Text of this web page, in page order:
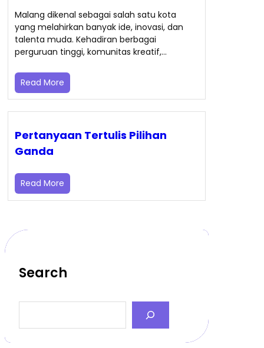
Malang dikenal sebagai salah satu kota
yang melahirkan banyak ide, inovasi, dan
talenta muda. Kehadiran berbagai
perguruan tinggi, komunitas kreatif,…
Read More
Pertanyaan Tertulis Pilihan
Ganda
Read More
Search
a